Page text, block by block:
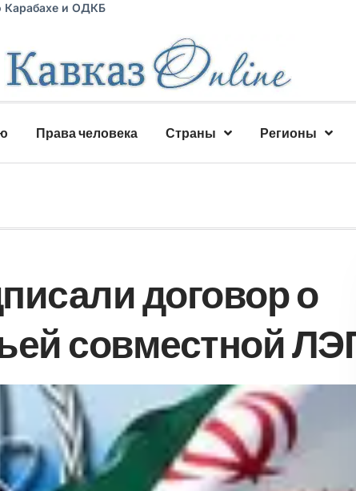
Карабахе и ОДКБ
Права человека Страны Регионы
договор о
совместной